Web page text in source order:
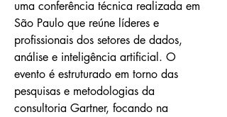
uma conferência técnica realizada em
São Paulo que reúne líderes e
profissionais dos setores de dados,
análise e inteligência artificial. O
evento é estruturado em torno das
pesquisas e metodologias da
consultoria Gartner, focando na